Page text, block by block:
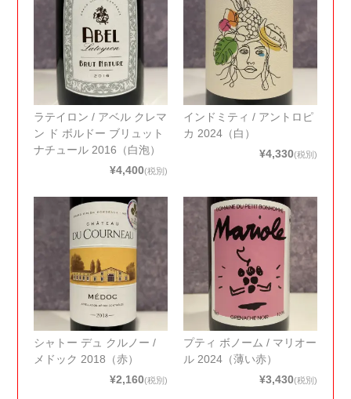
ラテイロン / アベル クレマ
ン ド ボルドー ブリュット
ナチュール 2016（白泡）
¥4,400(税別)
インドミティ / アントロピ
カ 2024（白）
¥4,330(税別)
シャトー デュ クルノー /
メドック 2018（赤）
¥2,160(税別)
プティ ボノーム / マリオー
ル 2024（薄い赤）
¥3,430(税別)